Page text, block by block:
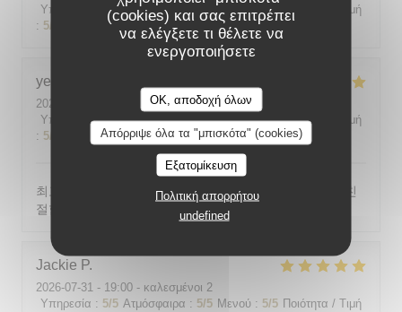
(cookies) και σας επιτρέπει
να ελέγξετε τι θέλετε να
ενεργοποιήσετε
OK, αποδοχή όλων
Απόρριψε όλα τα "μπισκότα" (cookies)
Εξατομίκευση
Πολιτική απορρήτου
undefined
Υπηρεσία
5/5 Ατμόσφαιρα: 5/5 Μενού: 5/5 Ποιότητα / Τιμή
: 5/5
yeonghun
2026-08-03
- 19:00 - καλεσμένοι 4
Υπηρεσία: 5/5 Ατμόσφαιρα: 5/5 Μενού: 5/5 Ποιότητα / Τιμή
: 5/5
최고의 분위기, 최고의 맛, 프랑스어가 서툴지만 서버가 친
절함
Jackie P
2026-07-31 - 19:00 - καλεσμένοι 2
Υπηρεσία : 5/5 Ατμόσφαιρα : 5/5 Μενού : 5/5 Ποιότητα / Τιμή